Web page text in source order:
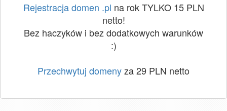
Rejestracja domen .pl na rok TYLKO 15 PLN
netto!
Bez haczyków i bez dodatkowych warunków
:)
Przechwytuj domenyza 29 PLN netto